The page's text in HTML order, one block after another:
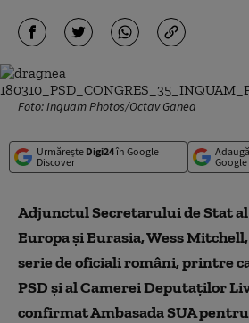
Foto: Inquam Photos/Octav Ganea
Urmărește Digi24în Google
Discover
Adaugă
Google
Adjunctul Secretarului de Stat
Europa şi Eurasia, Wess
serie de oficiali români, printre
PSD și al Camerei Deputaților
confirmat Ambasada SUA pentru